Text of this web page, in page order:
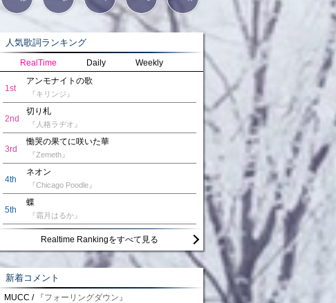
人気歌詞ランキング
RealTime Daily Weekly
1st
アンモナイトの歌
『キリンジ』
2nd
切り札
『人格ラヂオ』
3rd
慟哭の果てに咲いた華
『Zemeth』
4th
ネオン
『Chicago Poodle』
5th
蝶
『霜月はるか』
Realtime Rankingをすべて見る
新着コメント
MUCC / 『フォーリングダウン』